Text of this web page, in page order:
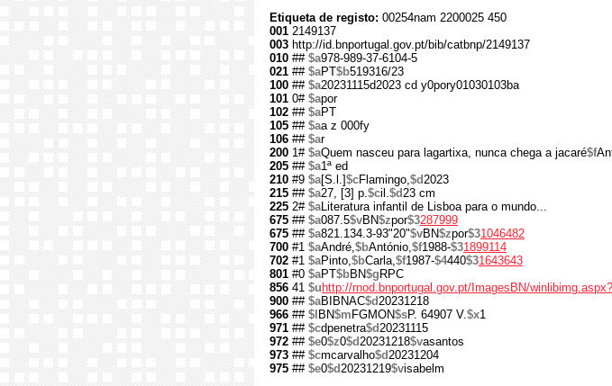
Etiqueta de registo: 00254nam 2200025 450
001 2149137
003 http://id.bnportugal.gov.pt/bib/catbnp/2149137
010 ## $a978-989-37-6104-5
021 ## $aPT$b519316/23
100 ## $a20231115d2023 cd y0pory01030103ba
101 0# $apor
102 ## $aPT
105 ## $aa z 000fy
106 ## $ar
200 1# $aQuem nasceu para lagartixa, nunca chega a jacaré$f
205 ## $a1ª ed
210 #9 $a[S.l.]$cFlamingo,$d2023
215 ## $a27, [3] p.$cil.$d23 cm
225 2# $aLiteratura infantil de Lisboa para o mundo...
675 ## $a087.5$vBN$zpor$3287999
675 ## $a821.134.3-93"20"$vBN$zpor$31046482
700 #1 $aAndré,$bAntónio,$f1988-$31899114
702 #1 $aPinto,$bCarla,$f1987-$4440$31643643
801 #0 $aPT$bBN$g RPC
856 41 $u http://rnod.bnportugal.gov.pt/ImagesBN/
900 ## $aBIBNAC$d20231218
966 ## $l BN$m FGMON$sP. 64907 V.$x1
971 ## $cdpenetra$d20231115
972 ## $e0$z0$d20231218$vasantos
973 ## $cmcarvalho$d20231204
975 ## $e0$d20231219$visabelm